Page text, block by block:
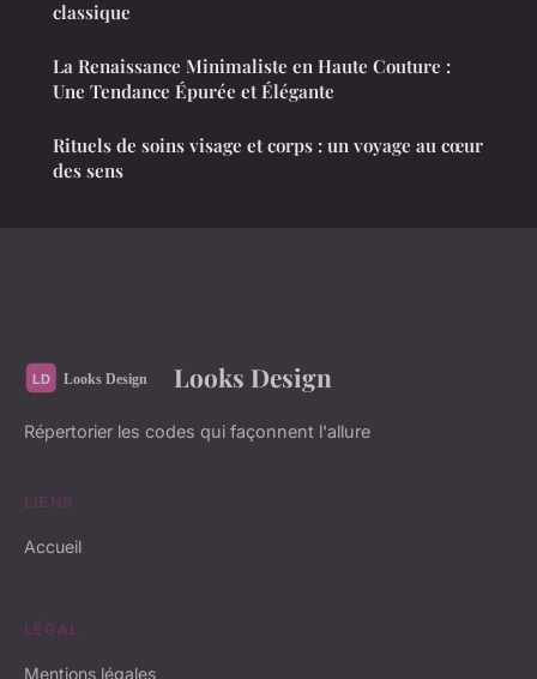
classique
La Renaissance Minimaliste en Haute Couture :
Une Tendance Épurée et Élégante
Rituels de soins visage et corps : un voyage au cœur
des sens
Looks Design
Répertorier les codes qui façonnent l'allure
LIENS
Accueil
LÉGAL
Mentions légales